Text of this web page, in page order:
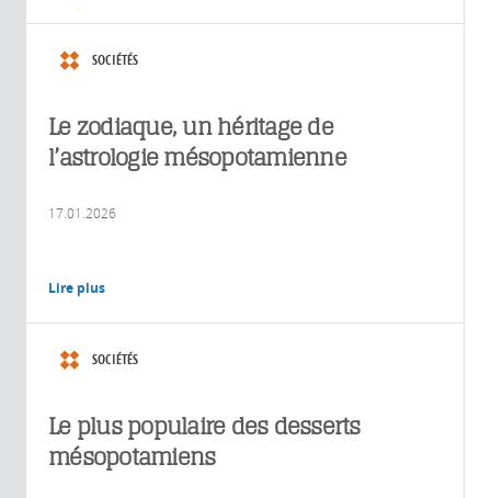
SOCIÉTÉS
Le zodiaque, un héritage de
l’astrologie mésopotamienne
17.01.2026
Lire plus
SOCIÉTÉS
Le plus populaire des desserts
mésopotamiens